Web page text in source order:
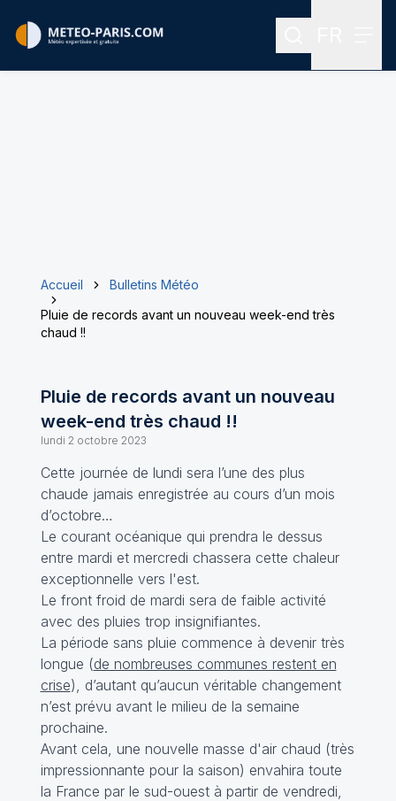
Rechercher
Accueil
Bulletins Météo
Pluie de records avant un nouveau week-end très
chaud !!
Pluie de records avant un nouveau
week-end très chaud !!
lundi 2 octobre 2023
Cette journée de lundi sera l’une des plus
chaude jamais enregistrée au cours d’un mois
d’octobre…
Le courant océanique qui prendra le dessus
entre mardi et mercredi chassera cette chaleur
exceptionnelle vers l'est.
Le front froid de mardi sera de faible activité
avec des pluies trop insignifiantes.
La période sans pluie commence à devenir très
longue (de nombreuses communes restent en
crise), d’autant qu’aucun véritable changement
n’est prévu avant le milieu de la semaine
prochaine.
Avant cela, une nouvelle masse d'air chaud (très
impressionnante pour la saison) envahira toute
la France par le sud-ouest à partir de vendredi,